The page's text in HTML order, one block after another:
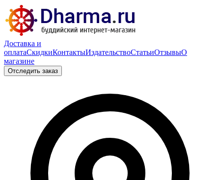
Доставка и
оплатаСкидкиКонтактыИздательствоСтатьиОтзывыО
магазине
Отследить заказ